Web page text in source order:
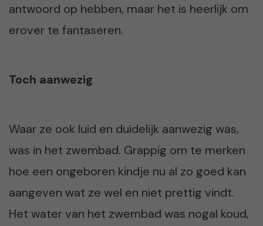
antwoord op hebben, maar het is heerlijk om
erover te fantaseren.
Toch aanwezig
Waar ze ook luid en duidelijk aanwezig was,
was in het zwembad. Grappig om te merken
hoe een ongeboren kindje nu al zo goed kan
aangeven wat ze wel en niet prettig vindt.
Het water van het zwembad was nogal koud,